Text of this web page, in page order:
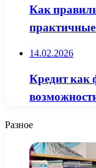
Как
14.02.2026
Кредит как
Разное